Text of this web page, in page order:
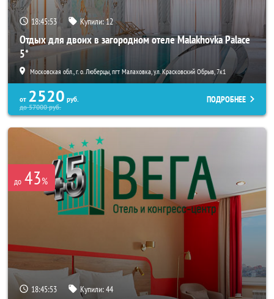
18:45:52 Купили: 12
Отдых для двоих в загородном отеле Malakhovka Palace
5*
Московская обл., г. о. Люберцы, пгт Малаховка, ул. Красковский Обрыв, 7к1
от 2520 руб.
до57000руб.
ПОДРОБНЕЕ
до 43%
18:45:52 Купили:44